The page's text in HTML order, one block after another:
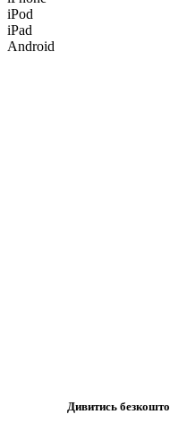
iPod
iPad
Android
Дивитись